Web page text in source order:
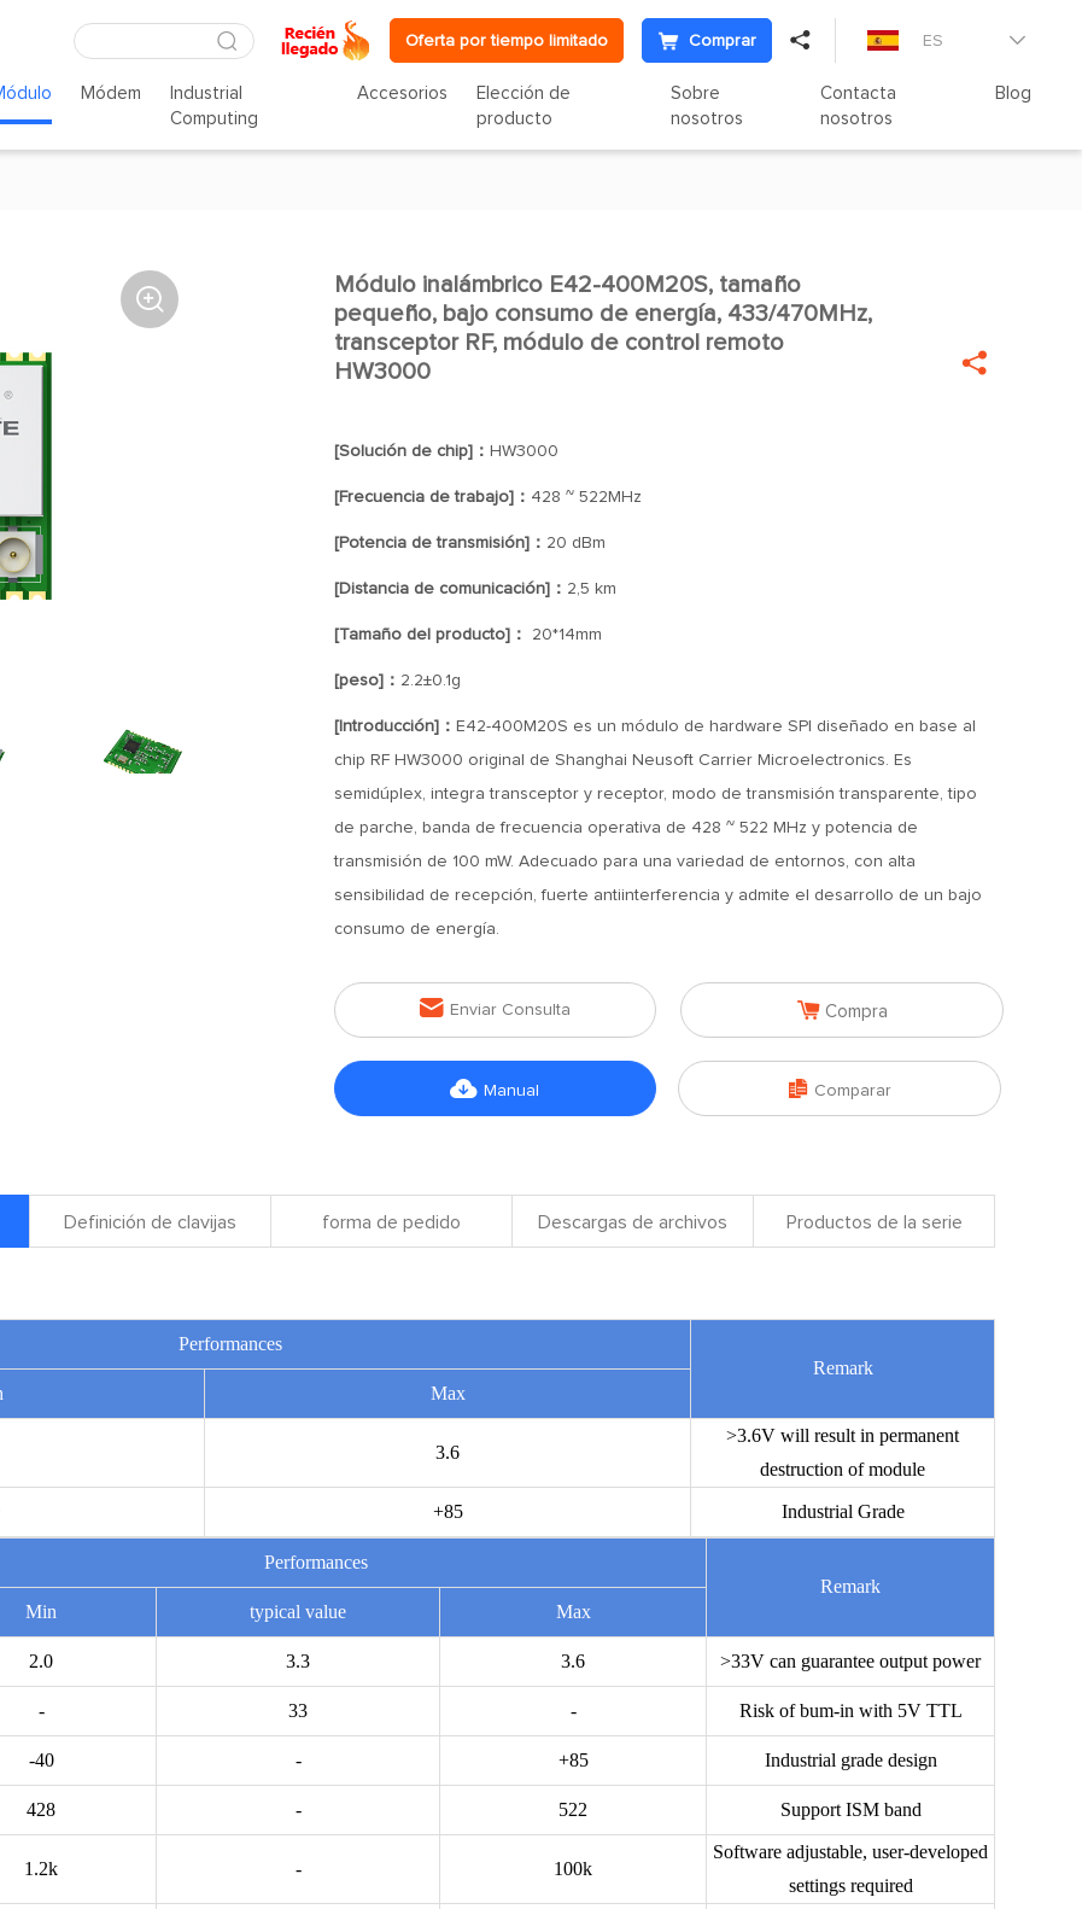
Oferta por tiempo limitado Comprar  ES 
Módem
Industrial
Computing
Accesorios
Elección de
producto
Sobre
nosotros
Contacta
nosotros
Blog
 
Módulo inalámbrico E42-400M20S, tamaño
pequeño, bajo consumo de energía, 433/470MHz,
transceptor RF, módulo de control remoto
HW3000

[Solución de chip]： HW3000
[Frecuencia de trabajo]： 428 ~ 522MHz
[Potencia de transmisión]： 20 dBm
[Distancia de comunicación]： 2,5 km
[Tamaño del producto]： 20*14mm
[peso]： 2.2±0.1g
[Introducción]： E42-400M20S es un módulo de hardware SPI diseñado en base al
chip RF HW3000 original de Shanghai Neusoft Carrier Microelectronics. Es
semidúplex, integra transceptor y receptor, modo de transmisión transparente, tipo
de parche, banda de frecuencia operativa de 428 ~ 522 MHz y potencia de
transmisión de 100 mW. Adecuado para una variedad de entornos, con alta
sensibilidad de recepción, fuerte antiinterferencia y admite el desarrollo de un bajo
consumo de energía.
 Enviar Consulta  Compra
 Manual  Comparar
Definición de clavijas forma de pedido Descargas de archivos Productos de la serie
Performances
Remark
Max
3.6
>3.6V will result in permanent
destruction of module
+85 Industrial Grade
Performances
Remark
Min
typical value Max
2.0 3.3 3.6 >33V can guarantee output power
- 33 - Risk of bum-in with 5V TTL
-40 - +85 Industrial grade design
428 - 522 Support ISM band
1.2k - 100k
Software adjustable, user-developed
settings required